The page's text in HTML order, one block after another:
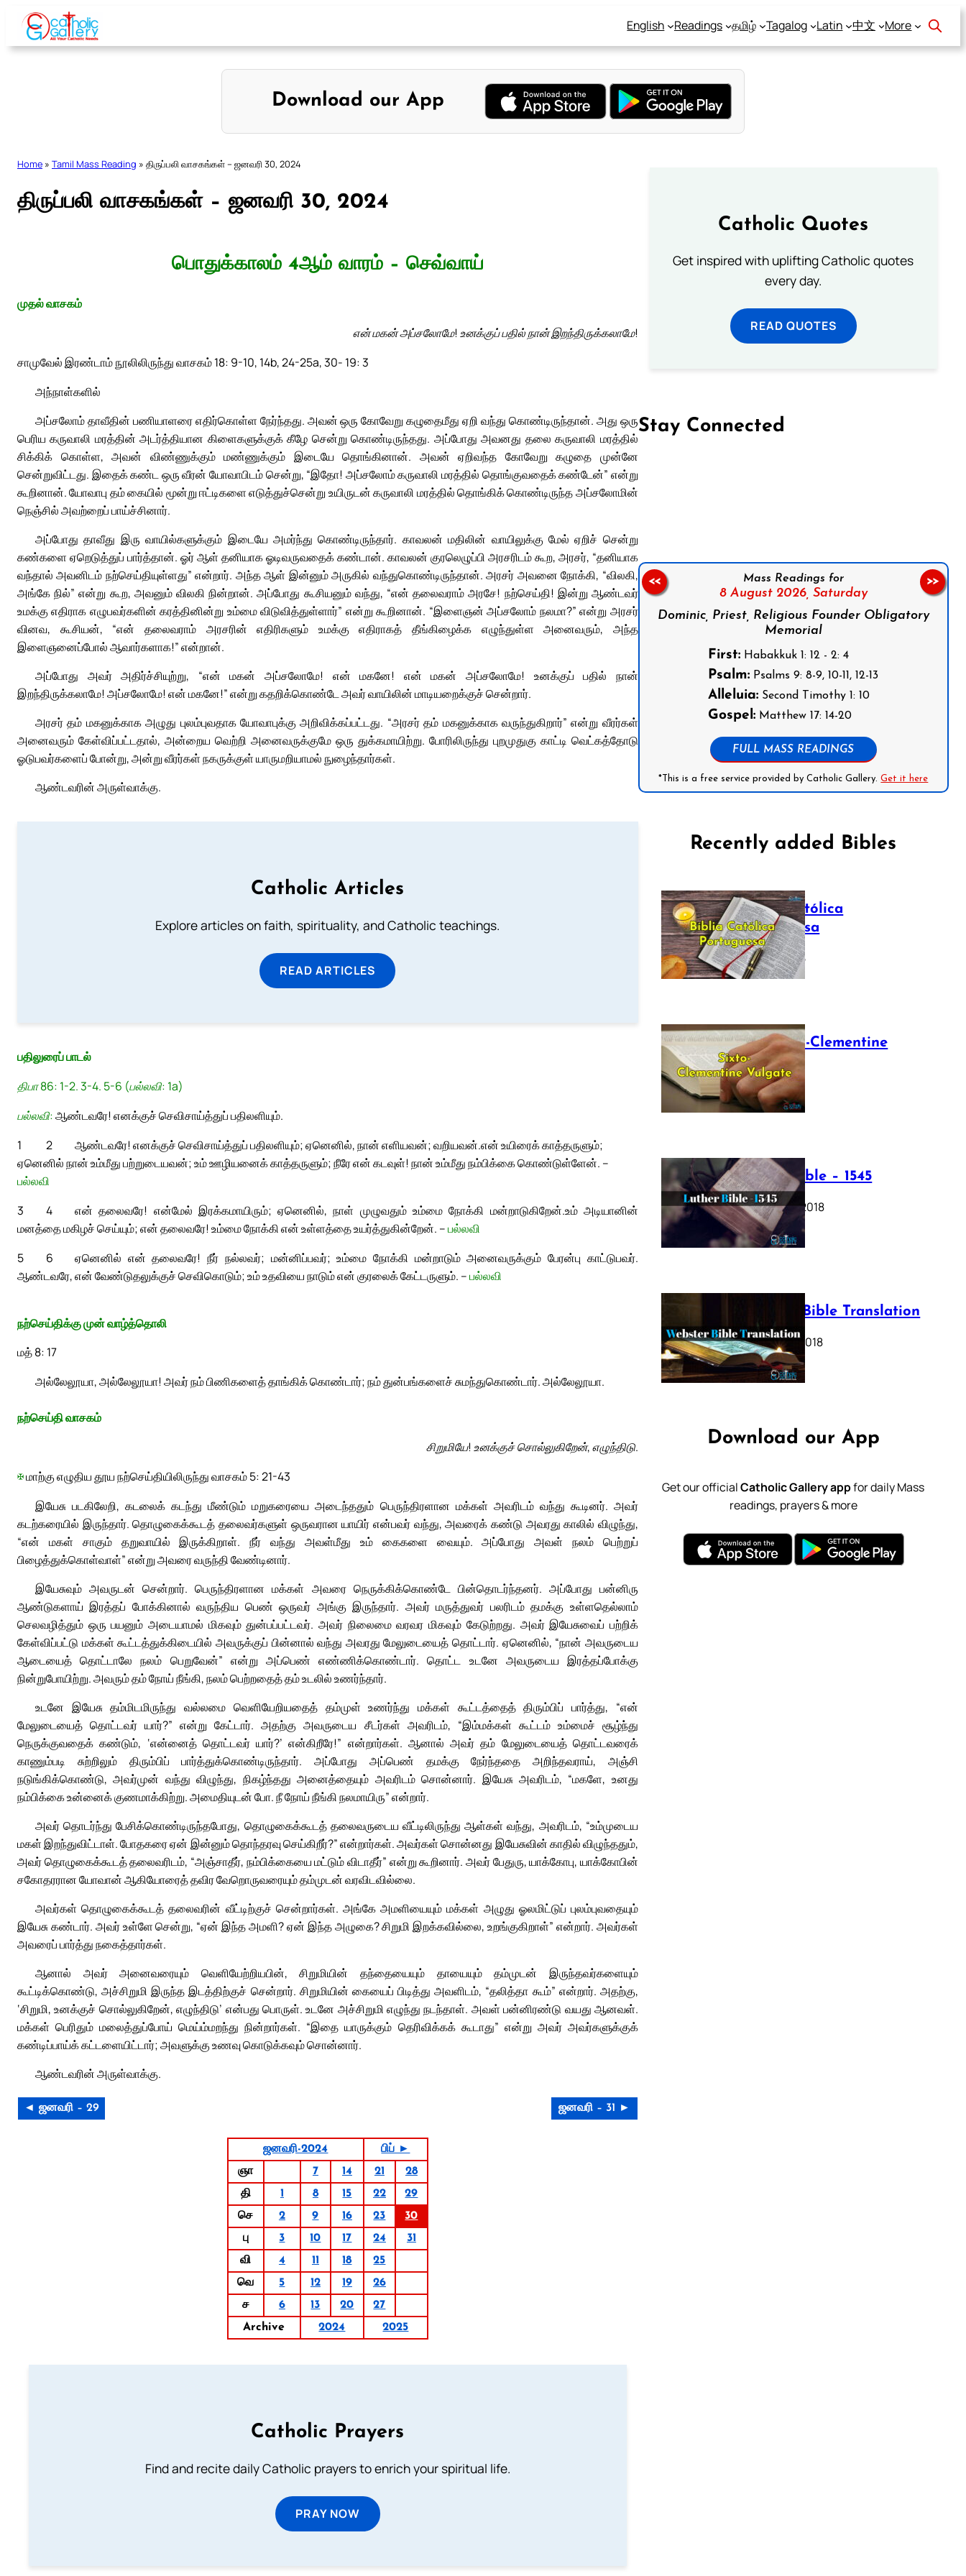
Skip
content
English Readings தமிழ் Tagalog Latin 中文 More
Download our App
Home » Tamil Mass Reading » திருப்பலி வாசகங்கள் – ஜனவரி 30, 2024
திருப்பலி வாசகங்கள் – ஜனவரி 30, 2024
பொதுக்காலம் 4ஆம் வாரம் – செவ்வாய்
முதல் வாசகம்
என் மகன் அப்சலோமே! உனக்குப் பதில் நான் இறந்திருக்கலாமே!
சாமுவேல் இரண்டாம் நூலிலிருந்து வாசகம் 18: 9-10, 14b, 24-25a, 30- 19: 3
அந்நாள்களில்
அப்சலோம் தாவீதின் பணியாளரை எதிர்கொள்ள நேர்ந்தது. அவன் ஒரு கோவேறு கழுதைமீது ஏறி வந்து கொண்டிருந்தான். அது ஒரு
பெரிய கருவாலி மரத்தின் அடர்த்தியான கிளைகளுக்குக் கீழே சென்று கொண்டிருந்தது. அப்போது அவனது தலை கருவாலி மரத்தில்
சிக்கிக் கொள்ள, அவன் விண்ணுக்கும் மண்ணுக்கும் இடையே தொங்கினான். அவன் ஏறிவந்த கோவேறு கழுதை முன்னே
சென்றுவிட்டது. இதைக் கண்ட ஒரு வீரன் யோவாபிடம் சென்று, “இதோ! அப்சலோம் கருவாலி மரத்தில் தொங்குவதைக் கண்டேன்” என்று
கூறினான். யோவாபு தம் கையில் மூன்று ஈட்டிகளை எடுத்துச்சென்று உயிருடன் கருவாலி மரத்தில் தொங்கிக் கொண்டிருந்த அப்சலோமின்
நெஞ்சில் அவற்றைப் பாய்ச்சினார்.
அப்போது தாவீது இரு வாயில்களுக்கும் இடையே அமர்ந்து கொண்டிருந்தார். காவலன் மதிலின் வாயிலுக்கு மேல் ஏறிச் சென்று
கண்களை ஏறெடுத்துப் பார்த்தான். ஓர் ஆள் தனியாக ஓடிவருவதைக் கண்டான். காவலன் குரலெழுப்பி அரசரிடம் கூற, அரசர், “தனியாக
வந்தால் அவனிடம் நற்செய்தியுள்ளது” என்றார். அந்த ஆள் இன்னும் அருகில் வந்துகொண்டிருந்தான். அரசர் அவனை நோக்கி, “விலகி,
அங்கே நில்” என்று கூற, அவனும் விலகி நின்றான். அப்போது கூசியனும் வந்து, “என் தலைவராம் அரசே! நற்செய்தி! இன்று ஆண்டவர்
உமக்கு எதிராக எழுபவர்களின் கரத்தினின்று உம்மை விடுவித்துள்ளார்” என்று கூறினான். “இளைஞன் அப்சலோம் நலமா?” என்று அரசர்
வினவ, கூசியன், “என் தலைவராம் அரசரின் எதிரிகளும் உமக்கு எதிராகத் தீங்கிழைக்க எழுந்துள்ள அனைவரும், அந்த
இளைஞனைப்போல் ஆவார்களாக!” என்றான்.
அப்போது அவர் அதிர்ச்சியுற்று, “என் மகன் அப்சலோமே! என் மகனே! என் மகன் அப்சலோமே! உனக்குப் பதில் நான்
இறந்திருக்கலாமே! அப்சலோமே! என் மகனே!” என்று கதறிக்கொண்டே அவர் வாயிலின் மாடியறைக்குச் சென்றார்.
அரசர் தம் மகனுக்காக அழுது புலம்புவதாக யோவாபுக்கு அறிவிக்கப்பட்டது. “அரசர் தம் மகனுக்காக வருந்துகிறார்” என்று வீரர்கள்
அனைவரும் கேள்விப்பட்டதால், அன்றைய வெற்றி அனைவருக்குமே ஒரு துக்கமாயிற்று. போரிலிருந்து புறமுதுகு காட்டி வெட்கத்தோடு
ஓடுபவர்களைப் போன்று, அன்று வீரர்கள் நகருக்குள் யாருமறியாமல் நுழைந்தார்கள்.
ஆண்டவரின் அருள்வாக்கு.
Catholic Articles
Explore articles on faith, spirituality, and Catholic teachings.
READ ARTICLES
பதிலுரைப் பாடல்
திபா 86: 1-2. 3-4. 5-6 (பல்லவி: 1a)
பல்லவி:ஆண்டவரே! எனக்குச் செவிசாய்த்துப் பதிலளியும்.
1
ஆண்டவரே! எனக்குச் செவிசாய்த்துப் பதிலளியும்; ஏனெனில், நான் எளியவன்; வறியவன்.
2
என் உயிரைக் காத்தருளும்;
ஏனெனில் நான் உம்மீது பற்றுடையவன்; உம் ஊழியனைக் காத்தருளும்; நீரே என் கடவுள்! நான் உம்மீது நம்பிக்கை கொண்டுள்ளேன். –
பல்லவி
3
என் தலைவரே! என்மேல் இரக்கமாயிரும்; ஏனெனில், நாள் முழுவதும் உம்மை நோக்கி மன்றாடுகிறேன்.
4
உம் அடியானின்
மனத்தை மகிழச் செய்யும்; என் தலைவரே! உம்மை நோக்கி என் உள்ளத்தை உயர்த்துகின்றேன். –பல்லவி
5
ஏனெனில் என் தலைவரே! நீர் நல்லவர்; மன்னிப்பவர்; உம்மை நோக்கி மன்றாடும் அனைவருக்கும் பேரன்பு காட்டுபவர்.
6
ஆண்டவரே, என் வேண்டுதலுக்குச் செவிகொடும்; உம் உதவியை நாடும் என் குரலைக் கேட்டருளும். –பல்லவி
நற்செய்திக்கு முன் வாழ்த்தொலி
மத் 8: 17
அல்லேலூயா, அல்லேலூயா! அவர் நம் பிணிகளைத் தாங்கிக் கொண்டார்; நம் துன்பங்களைச் சுமந்துகொண்டார். அல்லேலூயா.
நற்செய்தி வாசகம்
சிறுமியே! உனக்குச் சொல்லுகிறேன், எழுந்திடு.
✠மாற்கு எழுதிய தூய நற்செய்தியிலிருந்து வாசகம் 5: 21-43
இயேசு படகிலேறி, கடலைக் கடந்து மீண்டும் மறுகரையை அடைந்ததும் பெருந்திரளான மக்கள் அவரிடம் வந்து கூடினர். அவர்
கடற்கரையில் இருந்தார். தொழுகைக்கூடத் தலைவர்களுள் ஒருவரான யாயிர் என்பவர் வந்து, அவரைக் கண்டு அவரது காலில் விழுந்து,
“என் மகள் சாகும் தறுவாயில் இருக்கிறாள். நீர் வந்து அவள்மீது உம் கைகளை வையும். அப்போது அவள் நலம் பெற்றுப்
பிழைத்துக்கொள்வாள்” என்று அவரை வருந்தி வேண்டினார்.
இயேசுவும் அவருடன் சென்றார். பெருந்திரளான மக்கள் அவரை நெருக்கிக்கொண்டே பின்தொடர்ந்தனர். அப்போது பன்னிரு
ஆண்டுகளாய் இரத்தப் போக்கினால் வருந்திய பெண் ஒருவர் அங்கு இருந்தார். அவர் மருத்துவர் பலரிடம் தமக்கு உள்ளதெல்லாம்
செலவழித்தும் ஒரு பயனும் அடையாமல் மிகவும் துன்பப்பட்டவர். அவர் நிலைமை வரவர மிகவும் கேடுற்றது. அவர் இயேசுவைப் பற்றிக்
கேள்விப்பட்டு மக்கள் கூட்டத்துக்கிடையில் அவருக்குப் பின்னால் வந்து அவரது மேலுடையைத் தொட்டார். ஏனெனில், “நான் அவருடைய
ஆடையைத் தொட்டாலே நலம் பெறுவேன்” என்று அப்பெண் எண்ணிக்கொண்டார். தொட்ட உடனே அவருடைய இரத்தப்போக்கு
நின்றுபோயிற்று. அவரும் தம் நோய் நீங்கி, நலம் பெற்றதைத் தம் உடலில் உணர்ந்தார்.
உடனே இயேசு தம்மிடமிருந்து வல்லமை வெளியேறியதைத் தம்முள் உணர்ந்து மக்கள் கூட்டத்தைத் திரும்பிப் பார்த்து, “என்
மேலுடையைத் தொட்டவர் யார்?” என்று கேட்டார். அதற்கு அவருடைய சீடர்கள் அவரிடம், “இம்மக்கள் கூட்டம் உம்மைச் சூழ்ந்து
நெருக்குவதைக் கண்டும், ‘என்னைத் தொட்டவர் யார்?’ என்கிறீரே!” என்றார்கள். ஆனால் அவர் தம் மேலுடையைத் தொட்டவரைக்
காணும்படி சுற்றிலும் திரும்பிப் பார்த்துக்கொண்டிருந்தார். அப்போது அப்பெண் தமக்கு நேர்ந்ததை அறிந்தவராய், அஞ்சி
நடுங்கிக்கொண்டு, அவர்முன் வந்து விழுந்து, நிகழ்ந்தது அனைத்தையும் அவரிடம் சொன்னார். இயேசு அவரிடம், “மகளே, உனது
நம்பிக்கை உன்னைக் குணமாக்கிற்று. அமைதியுடன் போ. நீ நோய் நீங்கி நலமாயிரு” என்றார்.
அவர் தொடர்ந்து பேசிக்கொண்டிருந்தபோது, தொழுகைக்கூடத் தலைவருடைய வீட்டிலிருந்து ஆள்கள் வந்து, அவரிடம், “உம்முடைய
மகள் இறந்துவிட்டாள். போதகரை ஏன் இன்னும் தொந்தரவு செய்கிறீர்?” என்றார்கள். அவர்கள் சொன்னது இயேசுவின் காதில் விழுந்ததும்,
அவர் தொழுகைக்கூடத் தலைவரிடம், “அஞ்சாதீர், நம்பிக்கையை மட்டும் விடாதீர்” என்று கூறினார். அவர் பேதுரு, யாக்கோபு, யாக்கோபின்
சகோதரரான யோவான் ஆகியோரைத் தவிர வேறொருவரையும் தம்முடன் வரவிடவில்லை.
அவர்கள் தொழுகைக்கூடத் தலைவரின் வீட்டிற்குச் சென்றார்கள். அங்கே அமளியையும் மக்கள் அழுது ஓலமிட்டுப் புலம்புவதையும்
இயேசு கண்டார். அவர் உள்ளே சென்று, “ஏன் இந்த அமளி? ஏன் இந்த அழுகை? சிறுமி இறக்கவில்லை, உறங்குகிறாள்” என்றார். அவர்கள்
அவரைப் பார்த்து நகைத்தார்கள்.
ஆனால் அவர் அனைவரையும் வெளியேற்றியபின், சிறுமியின் தந்தையையும் தாயையும் தம்முடன் இருந்தவர்களையும்
கூட்டிக்கொண்டு, அச்சிறுமி இருந்த இடத்திற்குச் சென்றார். சிறுமியின் கையைப் பிடித்து அவளிடம், “தலித்தா கூம்” என்றார். அதற்கு,
‘சிறுமி, உனக்குச் சொல்லுகிறேன், எழுந்திடு’ என்பது பொருள். உடனே அச்சிறுமி எழுந்து நடந்தாள். அவள் பன்னிரண்டு வயது ஆனவள்.
மக்கள் பெரிதும் மலைத்துப்போய் மெய்ம்மறந்து நின்றார்கள். “இதை யாருக்கும் தெரிவிக்கக் கூடாது” என்று அவர் அவர்களுக்குக்
கண்டிப்பாய்க் கட்டளையிட்டார்; அவளுக்கு உணவு கொடுக்கவும் சொன்னார்.
ஆண்டவரின் அருள்வாக்கு.
◄ ஜனவரி – 29 ஜனவரி – 31 ►
ஜனவரி-2024
பிப் ►
ஞா
7 14 21
28
தி
1 8 15 22
29
செ
2 9 16 23
30
பு
3 10 17 24
31
வி
4 11 18
25
வெ
5 12 19
26
ச
6 13 20
27
Archive
2024 2025
Catholic Prayers
Find and recite daily Catholic prayers to enrich your spiritual life.
PRAY NOW
Catholic Quotes
Get inspired with uplifting Catholic quotes
every day.
READ QUOTES
Stay Connected
Follow us on Facebook
Mass Readings for
8 August 2026, Saturday
Dominic, Priest, Religious Founder Obligatory
Memorial
First: Habakkuk 1: 12 - 2: 4
Psalm: Psalms 9: 8-9, 10-11, 12-13
Alleluia: Second Timothy 1: 10
Gospel: Matthew 17: 14-20
FULL MASS READINGS
*This is a free service provided by Catholic Gallery.Get it here
<< >>
Recently added Bibles
Bíblia Católica
Portuguesa
July 16, 2025
The Sixto-Clementine
Vulgate
July 12, 2025
Luther Bible – 1545
October 17, 2018
Webster Bible Translation
October 11, 2018
Download our App
Get our officialCatholic Gallery appfor daily Mass
readings, prayers & more